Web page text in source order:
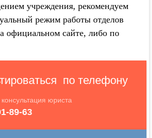
учреждения, рекомендуем
режим работы отделов
официальном сайте, либо по